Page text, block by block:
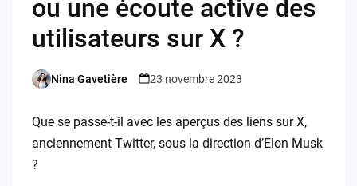
ou une écoute active des
utilisateurs sur X ?
Posted
Nina Gavetière 23 novembre 2023
Que se passe-t-il avec les aperçus des liens sur X,
anciennement Twitter, sous la direction d’Elon Musk
?